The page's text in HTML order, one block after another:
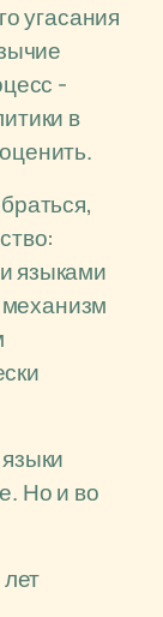
угасания
-
в
языками
механизм
Но и во